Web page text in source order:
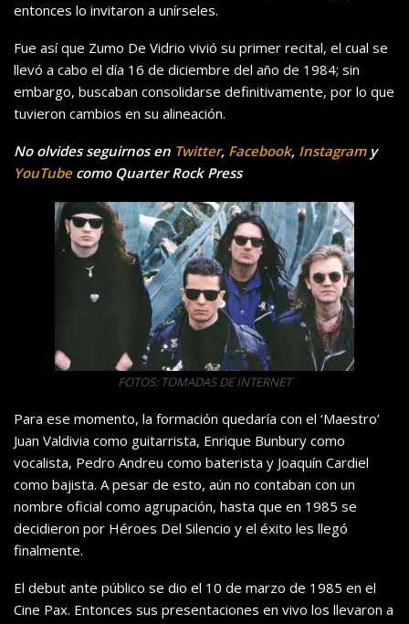
entonces lo invitaron a unírseles.
Fue así que Zumo De Vidrio vivió su primer recital, el cual se
llevó a cabo el día 16 de diciembre del año de 1984; sin
embargo, buscaban consolidarse definitivamente, por lo que
tuvieron cambios en su alineación.
No olvides seguirnos en Twitter, Facebook, Instagramy
YouTubecomo Quarter Rock Press
FOTOS: TOMADAS DE INTERNET
Para ese momento, la formación quedaría con el ‘Maestro’
Juan Valdivia como guitarrista, Enrique Bunbury como
vocalista, Pedro Andreu como baterista y Joaquín Cardiel
como bajista. A pesar de esto, aún no contaban con un
nombre oficial como agrupación, hasta que en 1985 se
decidieron por Héroes Del Silencio y el éxito les llegó
finalmente.
El debut ante público se dio el 10 de marzo de 1985 en el
Cine Pax. Entonces sus presentaciones en vivo los llevaron a